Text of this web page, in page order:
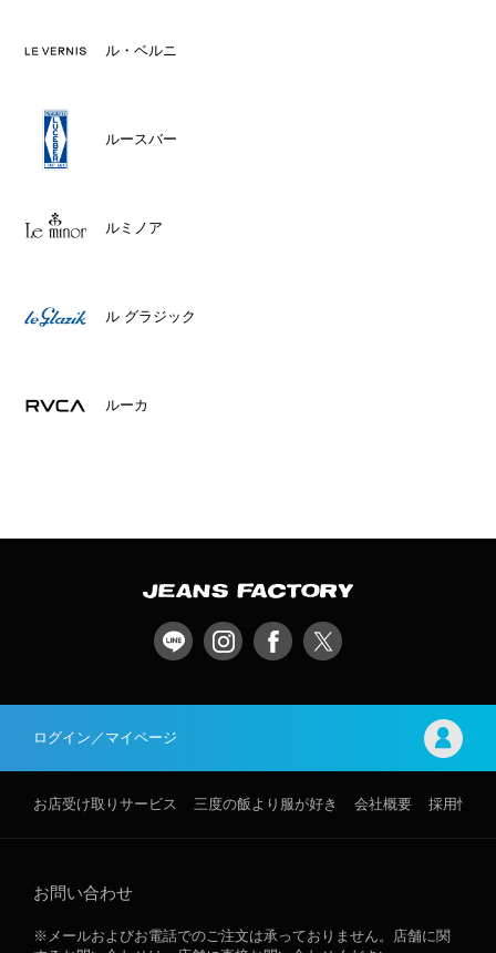
ル・ベルニ
ルースバー
ルミノア
ル グラジック
ルーカ
ログイン／マイページ
お店受け取りサービス 三度の飯より服が好き 会社概要 採用情報
お問い合わせ
※メールおよびお電話でのご注文は承っておりません。店舗に関